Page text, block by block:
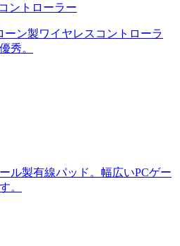
ントローラー
ーン製ワイヤレスコントローラ
秀。
ル製有線パッド。幅広いPCゲー
。